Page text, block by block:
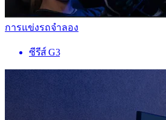
การแข่งรถจำลอง
ซีรีส์ G3